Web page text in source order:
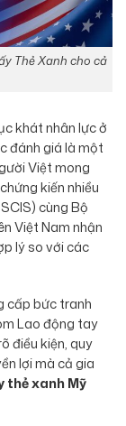
Thẻ Xanh cho cả
khát nhân lực ở
đánh giá là một
Việt mong
kiến nhiều
cùng Bộ
Việt Nam nhận
lý so với các
cấp bức tranh
Lao động tay
điều kiện, quy
lợi mà cả gia
thẻ xanh Mỹ